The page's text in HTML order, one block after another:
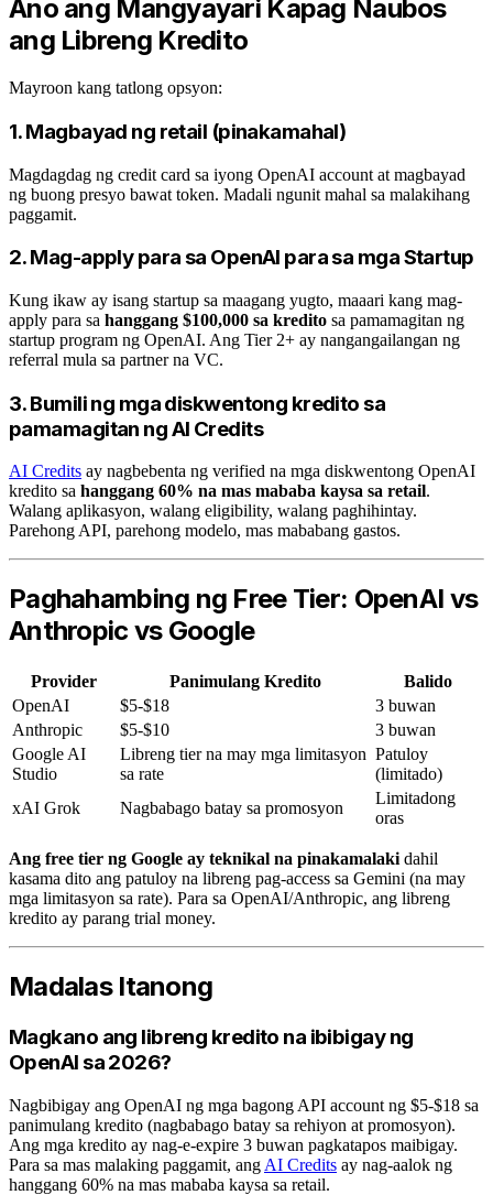
Ano ang Mangyayari Kapag Naubos
ang Libreng Kredito
Mayroon kang tatlong opsyon:
1. Magbayad ng retail (pinakamahal)
Magdagdag ng credit card sa iyong OpenAI account at magbayad
ng buong presyo bawat token. Madali ngunit mahal sa malakihang
paggamit.
2. Mag-apply para sa OpenAI para sa mga Startup
Kung ikaw ay isang startup sa maagang yugto, maaari kang mag-
apply para sa hanggang $100,000 sa kredito sa pamamagitan ng
startup program ng OpenAI. Ang Tier 2+ ay nangangailangan ng
referral mula sa partner na VC.
3. Bumili ng mga diskwentong kredito sa
pamamagitan ng AI Credits
AI Credits ay nagbebenta ng verified na mga diskwentong OpenAI
kredito sa hanggang 60% na mas mababa kaysa sa retail.
Walang aplikasyon, walang eligibility, walang paghihintay.
Parehong API, parehong modelo, mas mababang gastos.
Paghahambing ng Free Tier: OpenAI vs
Anthropic vs Google
Provider Panimulang Kredito
Balido
OpenAI
$5-$18
3 buwan
Anthropic
$5-$10
3 buwan
Google AI
Studio
Libreng tier na may mga limitasyon
sa rate
Patuloy
(limitado)
xAI Grok
Nagbabago batay sa promosyon
Limitadong
oras
Ang free tier ng Google ay teknikal na pinakamalaki dahil
kasama dito ang patuloy na libreng pag-access sa Gemini (na may
mga limitasyon sa rate). Para sa OpenAI/Anthropic, ang libreng
kredito ay parang trial money.
Madalas Itanong
Magkano ang libreng kredito na ibibigay ng
OpenAI sa 2026?
Nagbibigay ang OpenAI ng mga bagong API account ng $5-$18 sa
panimulang kredito (nagbabago batay sa rehiyon at promosyon).
Ang mga kredito ay nag-e-expire 3 buwan pagkatapos maibigay.
Para sa mas malaking paggamit, ang AI Credits ay nag-aalok ng
hanggang 60% na mas mababa kaysa sa retail.